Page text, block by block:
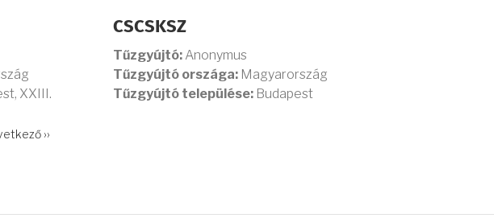
XXIII.
CSCSKSZ
Tűzgyújtó: Anonymus
Tűzgyújtó országa: Magyarország
Tűzgyújtó települése: Budapest
››